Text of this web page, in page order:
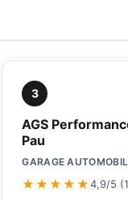
3
AGS
Pau
GARAGE
★★★★★4,9/5